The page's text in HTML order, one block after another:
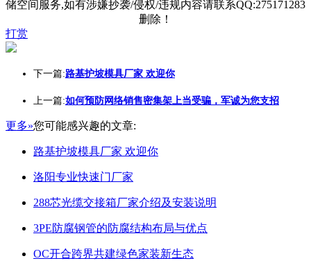
储空间服务,如有涉嫌抄袭/侵权/违规内容请联系QQ:275171283
删除！
打赏
下一篇:路基护坡模具厂家 欢迎你
上一篇:如何预防网络销售密集架上当受骗，军诚为您支招
更多»您可能感兴趣的文章:
路基护坡模具厂家 欢迎你
洛阳专业快速门厂家
288芯光缆交接箱厂家介绍及安装说明
3PE防腐钢管的防腐结构布局与优点
OC开合跨界共建绿色家装新生态